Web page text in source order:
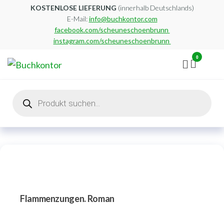
KOSTENLOSE LIEFERUNG (innerhalb Deutschlands)
E-Mail:info@buchkontor.com
facebook.com/scheuneschoenbrunn
instagram.com/scheuneschoenbrunn
0
search
Flammenzungen. Roman